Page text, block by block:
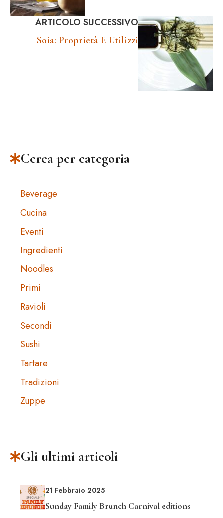
ARTICOLO SUCCESSIVO
Soia: Proprietà E Utilizzi
Cerca per categoria
Beverage
Cucina
Eventi
Ingredienti
Noodles
Primi
Ravioli
Secondi
Sushi
Tartare
Tradizioni
Zuppe
Gli ultimi articoli
21 Febbraio 2025
Sunday Family Brunch Carnival editions